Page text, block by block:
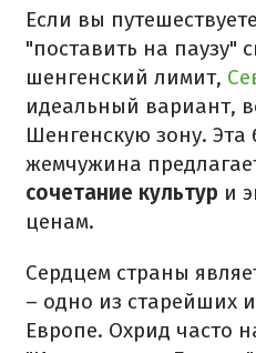
Если вы
"поставить на паузу"
шенгенский лимит,
идеальный вариант,
Шенгенскую зону. Эта
жемчужина
сочетание культур и
ценам.
Сердцем страны
– одно из старейших
Европе. Охрид часто